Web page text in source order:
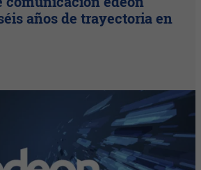
años de trayectoria en